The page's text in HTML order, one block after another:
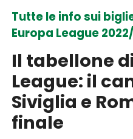
Tutte le info sui
Europa League
Il tabellone
League: il
Siviglia e
finale